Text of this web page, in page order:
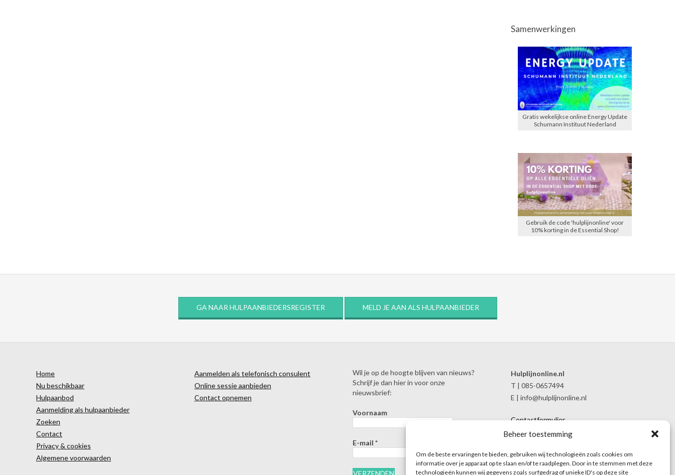
Beheer toestemming
Om de beste ervaringen te bieden, gebruiken wij technologieën zoals cookies om
informatie over je apparaat op te slaan en/of te raadplegen. Door in te stemmen met deze
technologieën kunnen wij gegevens zoals surfgedrag of unieke ID's op deze site
Samenwerkingen
Gratis wekelijkse online Energy Update
Schumann Instituut Nederland
Gebruik de code 'hulplijnonline' voor
10% korting in de Essential Shop!
GA NAAR HULPAANBIEDERSREGISTER MELD JE AAN ALS HULPAANBIEDER
Home
Nu beschikbaar
Hulpaanbod
Aanmelding als hulpaanbieder
Zoeken
Contact
Privacy & cookies
Algemene voorwaarden
Aanmelden als telefonisch consulent
Online sessie aanbieden
Contact opnemen
Wil je op de hoogte blijven van nieuws?
Schrijf je dan hier in voor onze
nieuwsbrief:
Voornaam
E-mail *
Hulplijnonline.nl
T | 085-0657494
E | info@hulplijnonline.nl
Contactformulier
Over Hulplijnonline.nl